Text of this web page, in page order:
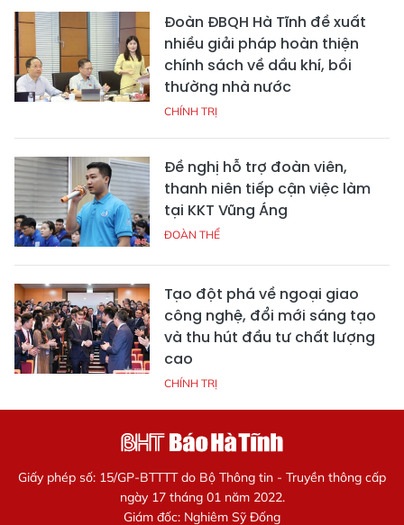
Đoàn ĐBQH Hà Tĩnh đề xuất
nhiều giải pháp hoàn thiện
chính sách về dầu khí, bồi
thường nhà nước
CHÍNH TRỊ
Đề nghị hỗ trợ đoàn viên,
thanh niên tiếp cận việc làm
tại KKT Vũng Áng
ĐOÀN THỂ
Tạo đột phá về ngoại giao
công nghệ, đổi mới sáng tạo
và thu hút đầu tư chất lượng
cao
CHÍNH TRỊ
Giấy phép số: 15/GP-BTTTT do Bộ Thông tin - Truyền thông cấp
ngày 17 tháng 01 năm 2022.
Giám đốc: Nghiêm Sỹ Đống